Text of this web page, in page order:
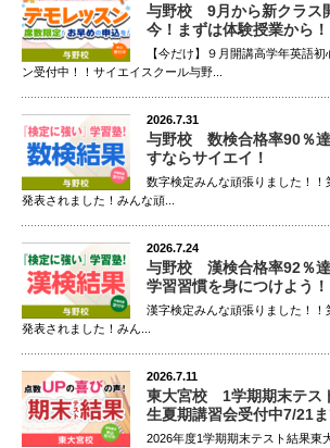
与野校 9月から新クラス
今！まずは体験授業から！
【今だけ】９月開講高学年英語
ン受付中！！サイエイスクール与野...
2026.7.31
与野校 数検合格率90％
すならサイエイ！
数字検定みんな頑張りました！
発表されました！みんな頑...
2026.7.24
与野校 漢検合格率92％
学習習慣を身につけよう！
漢字検定みんな頑張りました！
発表されました！みん...
2026.7.11
東大宮校 1学期期末テス
生夏期講習会受付中7/21
2026年度1学期期末テスト結果東